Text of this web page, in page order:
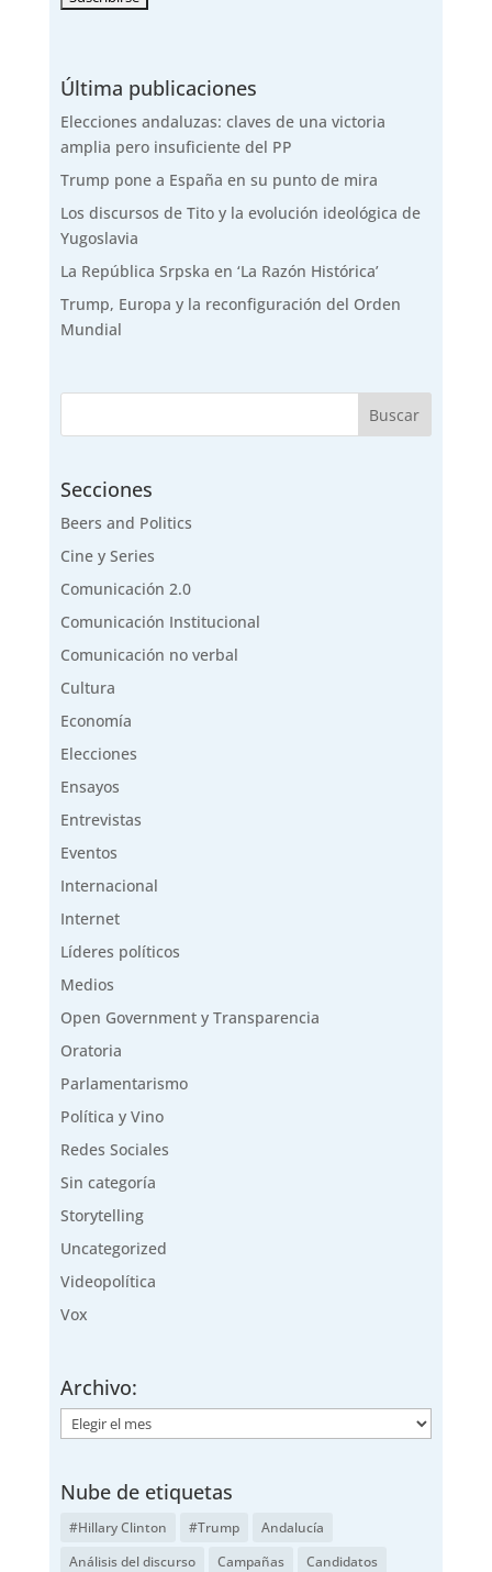
Última publicaciones
Elecciones andaluzas: claves de una victoria
amplia pero insuficiente del PP
Trump pone a España en su punto de mira
Los discursos de Tito y la evolución ideológica de
Yugoslavia
La República Srpska en ‘La Razón Histórica’
Trump, Europa y la reconfiguración del Orden
Mundial
Secciones
Beers and Politics
Cine y Series
Comunicación 2.0
Comunicación Institucional
Comunicación no verbal
Cultura
Economía
Elecciones
Ensayos
Entrevistas
Eventos
Internacional
Internet
Líderes políticos
Medios
Open Government y Transparencia
Oratoria
Parlamentarismo
Política y Vino
Redes Sociales
Sin categoría
Storytelling
Uncategorized
Videopolítica
Vox
Archivo:
Archivo:
Nube de etiquetas
#Hillary Clinton #Trump
Andalucía
Análisis del discurso
Campañas
Candidatos